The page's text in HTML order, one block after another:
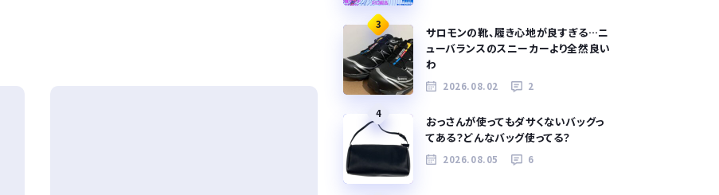
3
サロモンの靴、履き心地が良すぎる…ニ
ューバランスのスニーカーより全然良い
わ
2026.08.02 2
4
おっさんが使ってもダサくないバッグっ
てある？どんなバッグ使ってる？
2026.08.05 6